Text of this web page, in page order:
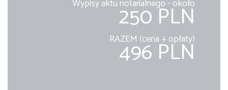
Wypisy aktu notarialnego - około
250 PLN
RAZEM (cena + opłaty)
496 PLN